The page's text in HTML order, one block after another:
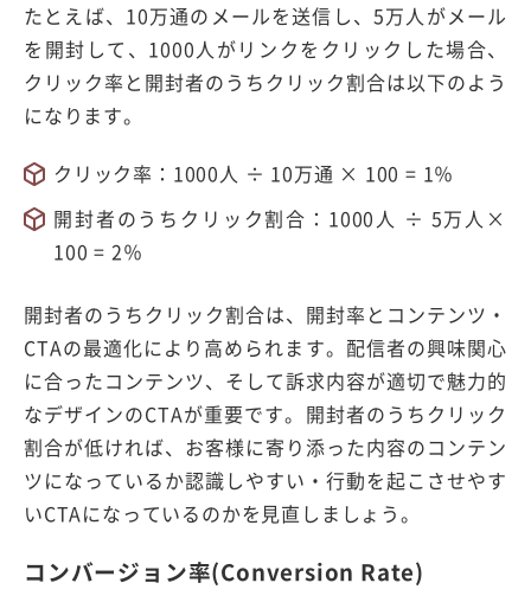
たとえば、10万通のメールを送信し、5万人がメール
を開封して、1000人がリンクをクリックした場合、
クリック率と開封者のうちクリック割合は以下のよう
になります。
クリック率：1000人 ÷ 10万通 × 100 = 1％
開封者のうちクリック割合：1000人 ÷ 5万人×
100 = 2％
開封者のうちクリック割合は、開封率とコンテンツ・
CTAの最適化により高められます。配信者の興味関心
に合ったコンテンツ、そして訴求内容が適切で魅力的
なデザインのCTAが重要です。開封者のうちクリック
割合が低ければ、お客様に寄り添った内容のコンテン
ツになっているか認識しやすい・行動を起こさせやす
いCTAになっているのかを見直しましょう。
コンバージョン率(Conversion Rate)